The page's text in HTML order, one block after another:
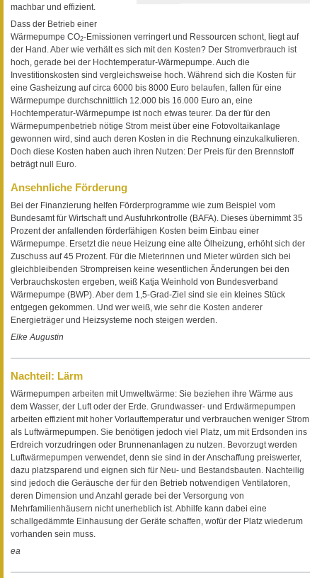
machbar und effizient.
Dass der Betrieb einer
Wärmepumpe CO2-Emissionen verringert und Ressourcen schont, liegt auf
der Hand. Aber wie verhält es sich mit den Kosten? Der Stromverbrauch ist
hoch, gerade bei der Hochtemperatur-Wärmepumpe. Auch die
Investitionskosten sind vergleichsweise hoch. Während sich die Kosten für
eine Gasheizung auf circa 6000 bis 8000 Euro belaufen, fallen für eine
Wärmepumpe durchschnittlich 12.000 bis 16.000 Euro an, eine
Hochtemperatur-Wärmepumpe ist noch etwas teurer. Da der für den
Wärmepumpenbetrieb nötige Strom meist über eine Fotovoltaikanlage
gewonnen wird, sind auch deren Kosten in die Rechnung einzukalkulieren.
Doch diese Kosten haben auch ihren Nutzen: Der Preis für den Brennstoff
beträgt null Euro.
Ansehnliche Förderung
Bei der Finanzierung helfen Förderprogramme wie zum Beispiel vom
Bundesamt für Wirtschaft und Ausfuhrkontrolle (BAFA). Dieses übernimmt 35
Prozent der anfallenden förderfähigen Kosten beim Einbau einer
Wärmepumpe. Ersetzt die neue Heizung eine alte Ölheizung, erhöht sich der
Zuschuss auf 45 Prozent. Für die Mieterinnen und Mieter würden sich bei
gleichbleibenden Strompreisen keine wesentlichen Änderungen bei den
Verbrauchskosten ergeben, weiß Katja Weinhold von Bundesverband
Wärmepumpe (BWP). Aber dem 1,5-Grad-Ziel sind sie ein kleines Stück
entgegen gekommen. Und wer weiß, wie sehr die Kosten anderer
Energieträger und Heizsysteme noch steigen werden.
Elke Augustin
Nachteil: Lärm
Wärmepumpen arbeiten mit Umweltwärme: Sie beziehen ihre Wärme aus
dem Wasser, der Luft oder der Erde. Grundwasser- und Erdwärmepumpen
arbeiten effizient mit hoher Vorlauftemperatur und verbrauchen weniger Strom
als Luftwärmepumpen. Sie benötigen jedoch viel Platz, um mit Erdsonden ins
Erdreich vorzudringen oder Brunnenanlagen zu nutzen. Bevorzugt werden
Luftwärmepumpen verwendet, denn sie sind in der Anschaffung preiswerter,
dazu platzsparend und eignen sich für Neu- und Bestandsbauten. Nachteilig
sind jedoch die Geräusche der für den Betrieb notwendigen Ventilatoren,
deren Dimension und Anzahl gerade bei der Versorgung von
Mehrfamilienhäusern nicht unerheblich ist. Abhilfe kann dabei eine
schallgedämmte Einhausung der Geräte schaffen, wofür der Platz wiederum
vorhanden sein muss.
ea